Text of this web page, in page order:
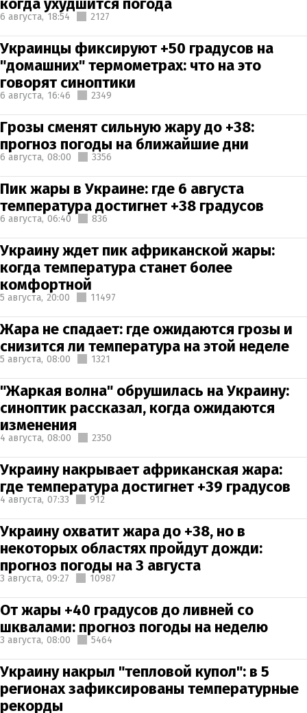
6 августа, 18:54 2127
Украинцы фиксируют +50 градусов на
"домашних" термометрах: что на это
говорят синоптики
6 августа, 16:46 2349
Грозы сменят сильную жару до +38:
прогноз погоды на ближайшие дни
6 августа, 08:00 3356
Пик жары в Украине: где 6 августа
температура достигнет +38 градусов
6 августа, 06:40 836
Украину ждет пик африканской жары:
когда температура станет более
комфортной
5 августа, 20:00 11497
Жара не спадает: где ожидаются грозы и
снизится ли температура на этой неделе
5 августа, 08:00 1321
"Жаркая волна" обрушилась на Украину:
синоптик рассказал, когда ожидаются
изменения
4 августа, 08:00 2350
Украину накрывает африканская жара:
где температура достигнет +39 градусов
4 августа, 07:33 912
Украину охватит жара до +38, но в
некоторых областях пройдут дожди:
прогноз погоды на 3 августа
3 августа, 09:27 10987
От жары +40 градусов до ливней со
шквалами: прогноз погоды на неделю
3 августа, 08:00 5464
Украину накрыл "тепловой купол": в 5
регионах зафиксированы температурные
рекорды